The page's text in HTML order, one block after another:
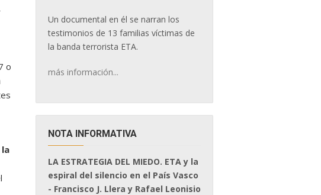
o
Un documental en él se narran los
testimonios de 13 familias víctimas de
la banda terrorista ETA.
más información...
NOTA INFORMATIVA
LA ESTRATEGIA DEL MIEDO. ETA y la
espiral del silencio en el País Vasco
- Francisco J. Llera y Rafael Leonisio